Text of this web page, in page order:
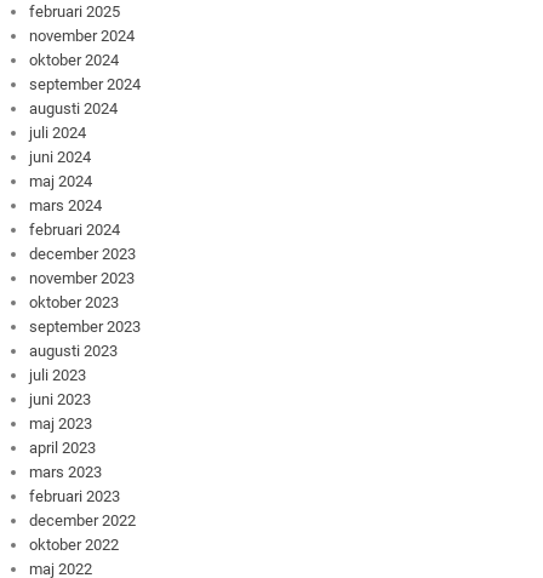
februari 2025
november 2024
oktober 2024
september 2024
augusti 2024
juli 2024
juni 2024
maj 2024
mars 2024
februari 2024
december 2023
november 2023
oktober 2023
september 2023
augusti 2023
juli 2023
juni 2023
maj 2023
april 2023
mars 2023
februari 2023
december 2022
oktober 2022
maj 2022